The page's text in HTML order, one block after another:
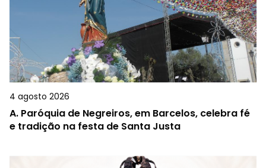
4 agosto 2026
A. Paróquia de Negreiros, em Barcelos, celebra fé
e tradição na festa de Santa Justa